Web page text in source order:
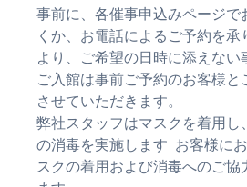
事前に、各催事申込みページで
くか、お電話によるご予約を承
より、ご希望の日時に添えない
ご入館は事前ご予約のお客様と
させていただきます。
弊社スタッフはマスクを着用し
の消毒を実施します お客様に
スクの着用および消毒へのご協